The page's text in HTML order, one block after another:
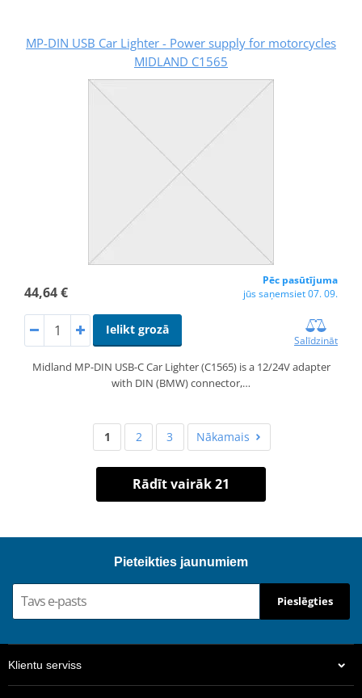
MP-DIN USB Car Lighter - Power supply for motorcycles
MIDLAND C1565
44,64 €
Pēc pasūtījuma
jūs saņemsiet 07. 09.
Ielikt grozā
Salīdzināt
Midland MP-DIN USB-C Car Lighter (C1565) is a 12/24V adapter
with DIN (BMW) connector,…
1 2 3 Nākamais
Rādīt vairāk 21
Pieteikties jaunumiem
Pieslēgties
Klientu serviss